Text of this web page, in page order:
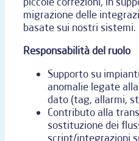
migrazione delle
basate sui nostri sistemi.
Responsabilità del ruolo
Supporto su
anomalie legate
dato (tag, allarmi,
Contributo alla
sostituzione dei
script/integrazioni